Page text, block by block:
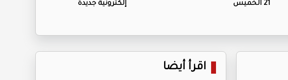
21 الخميس
إلكترونية جديدة
اقرأ أيضا